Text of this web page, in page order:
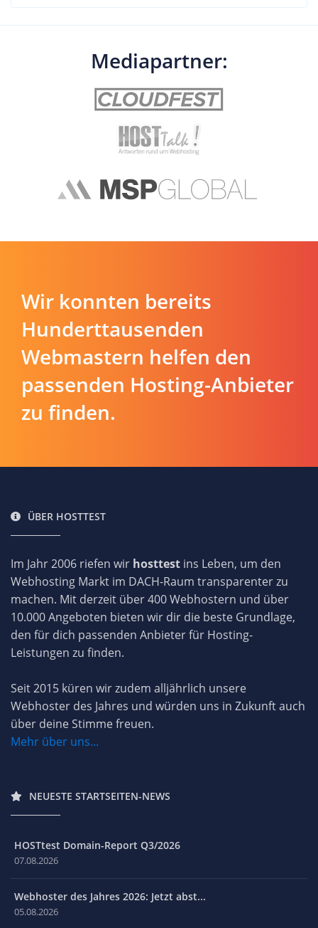
Mediapartner:
Wir konnten bereits
Hunderttausenden
Webmastern helfen den
passenden Hosting-Anbieter
zu finden.
ÜBER HOSTTEST
Im Jahr 2006 riefen wir hosttest ins Leben, um den
Webhosting Markt im DACH-Raum transparenter zu
machen. Mit derzeit über 400 Webhostern und über
10.000 Angeboten bieten wir dir die beste Grundlage,
den für dich passenden Anbieter für Hosting-
Leistungen zu finden.
Seit 2015 küren wir zudem alljährlich unsere
Webhoster des Jahres und würden uns in Zukunft auch
über deine Stimme freuen.
Mehr über uns...
NEUESTE STARTSEITEN-NEWS
HOSTtest Domain-Report Q3/2026
07.08.2026
Webhoster des Jahres 2026: Jetzt abst...
05.08.2026